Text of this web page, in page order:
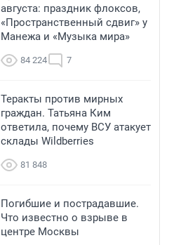
августа: праздник флоксов,
«Пространственный сдвиг» у
Манежа и «Музыка мира»
84 224 7
Теракты против мирных
граждан. Татьяна Ким
ответила, почему ВСУ атакует
склады Wildberries
81 848
Погибшие и пострадавшие.
Что известно о взрыве в
центре Москвы